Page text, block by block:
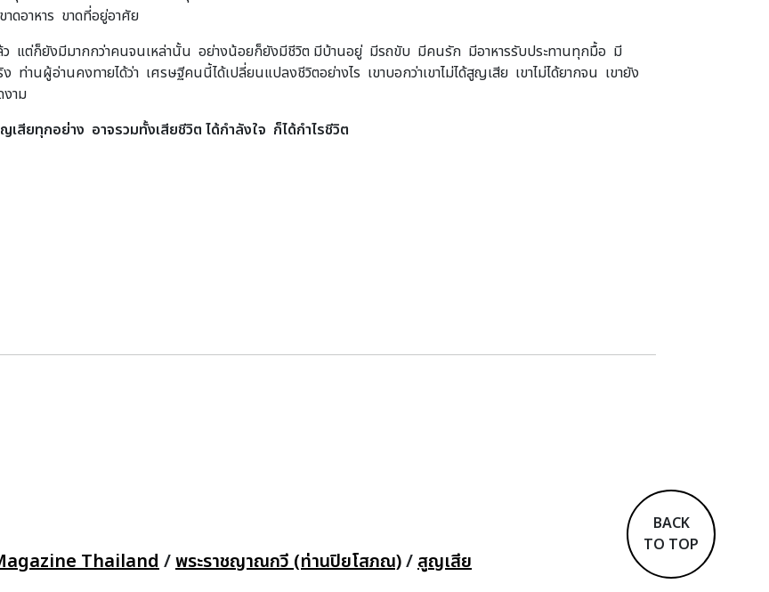
ดอาหาร ขาดที่อยู่อาศัย
ว แต่ก็ยังมีมากกว่าคนจนเหล่านั้น อย่างน้อยก็ยังมีชีวิต มีบ้านอยู่ มีรถขับ มีคนรัก มีอาหารรับประทานทุกมื้อ มี
านผู้อ่านคงทายได้ว่า เศรษฐีคนนี้ได้เปลี่ยนแปลงชีวิตอย่างไร เขาบอกว่าเขาไม่ได้สูญเสีย เขาไม่ได้ยากจน เขายัง
งาม
เสียทุกอย่าง อาจรวมทั้งเสียชีวิต ได้กำลังใจ ก็ได้กำไรชีวิต
Thailand/พระราชญาณกวี (ท่านปิยโสภณ)/สูญเสีย
BACK
TO TOP